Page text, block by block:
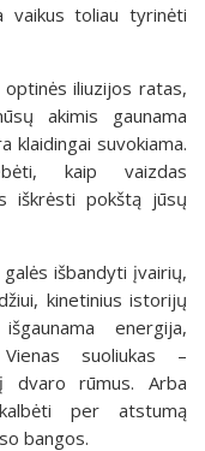
vaikus toliau tyrinėti
iliuzijos ratas,
akimis gaunama
klaidingai suvokiama.
kaip vaizdas
iškrėsti pokštą jūsų
išbandyti įvairių,
kinetinius istorijų
energija,
suoliukas –
rūmus. Arba
per atstumą
bangos.